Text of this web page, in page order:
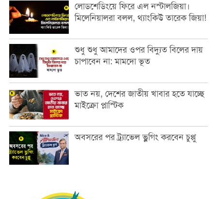
লোডশেডিংয়ে ফিরে এল নস্টালজিয়া।
মিলেনিয়ালরা বলল, থ্যাংকিউ তারেক জিয়া!
শুধু শুধু আমাদের ওপর বিদ্যুত বিলের দায়
চাপাবেন না: মামদো ভূত
ভাত নয়, দেশের জাতীয় খাবার হতে যাচ্ছে
মাইক্রো প্লাস্টিক
অবসরের পর ট্র্যাভেল ভ্লগিং করবেন চুপ্পু